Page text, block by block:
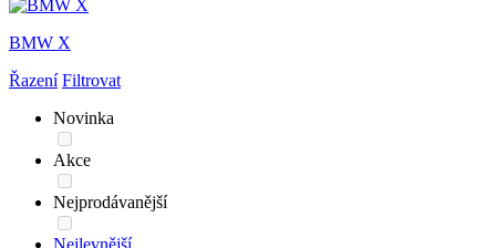
BMW X
Řazení Filtrovat
Novinka
Akce
Nejprodávanější
Nejlevnější